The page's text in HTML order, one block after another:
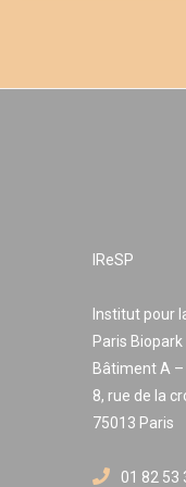
ciblées par les
particulier dans le
identifiées et
IReSP
Institut pour
Paris Biopark
Bâtiment A
8, rue de la
75013 Paris
01 82 53